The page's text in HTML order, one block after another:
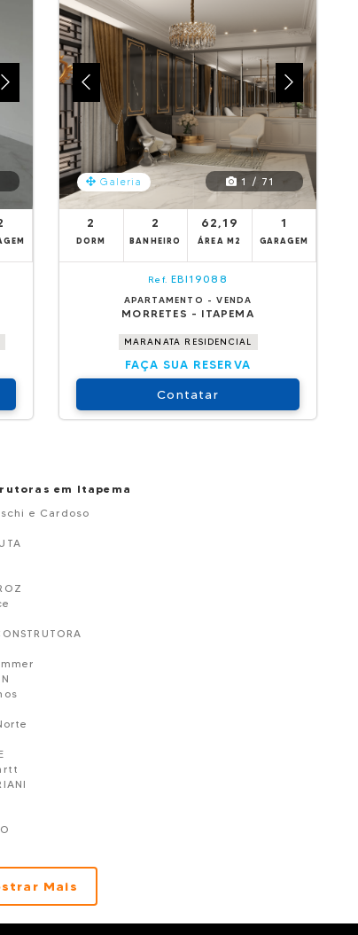
Galeria 1 / 71
2
DORM
2
BANHEIRO
62,19
ÁREA M2
1
GARAGEM
Ref. EBI19088
APARTAMENTO - VENDA
MORRETES - ITAPEMA
MARANATA RESIDENCIAL
FAÇA SUA RESERVA
Contatar
em Itapema
e Cardoso
Mais